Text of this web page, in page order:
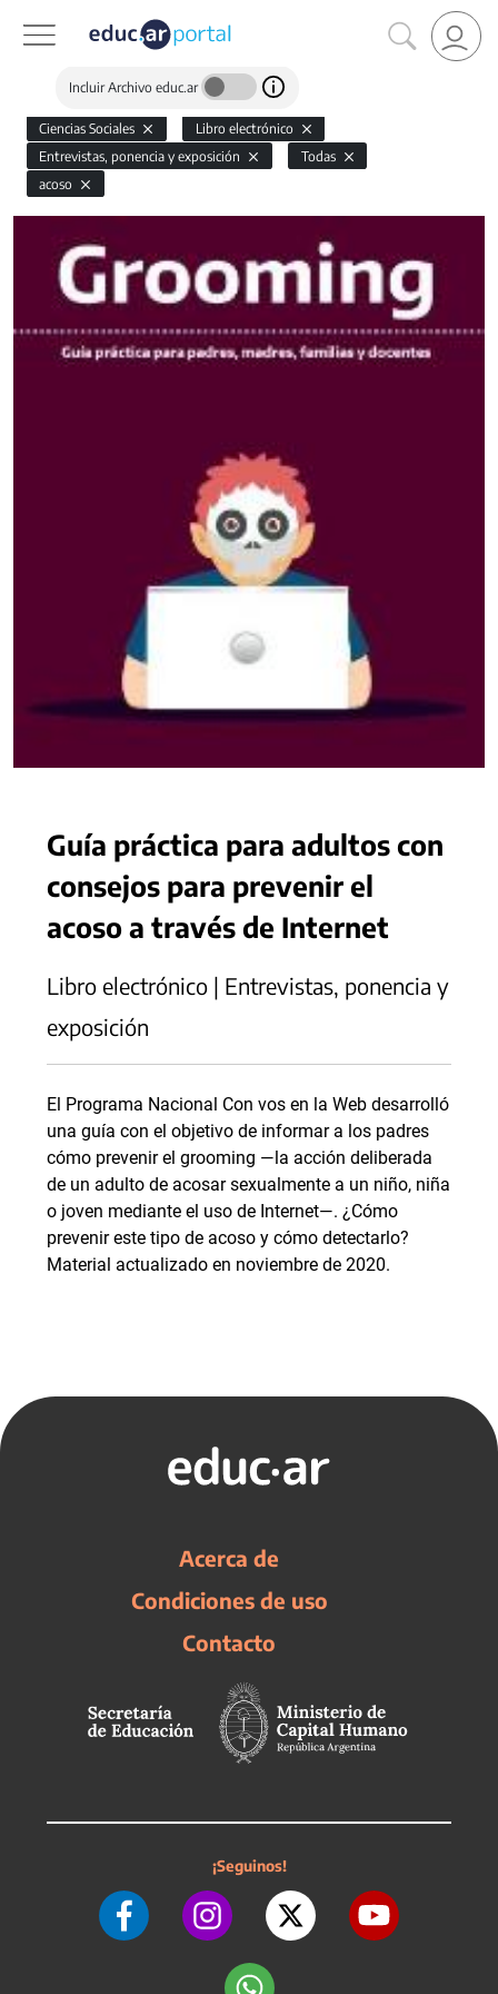
Incluir Archivo educ.ar
Ciencias Sociales
Libro electrónico
Entrevistas, ponencia y exposición
Todas
acoso
Guía práctica para adultos con
consejos para prevenir el
acoso a través de Internet
Libro electrónico | Entrevistas, ponencia y
exposición
El Programa Nacional Con vos en la Web desarrolló
una guía con el objetivo de informar a los padres
cómo prevenir el grooming —la acción deliberada
de un adulto de acosar sexualmente a un niño, niña
o joven mediante el uso de Internet—. ¿Cómo
prevenir este tipo de acoso y cómo detectarlo?
Material actualizado en noviembre de 2020.
Acerca de
Condiciones de uso
Contacto
¡Seguinos!